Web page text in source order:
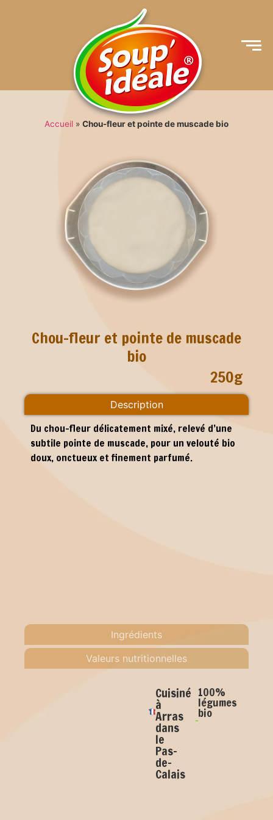
Accueil » Chou-fleur et pointe de muscade bio
Chou-fleur et pointe de muscade
bio
250g
Description
Ingrédients
Valeurs nutritionnelles
Du chou-fleur délicatement mixé, relevé d’une
subtile pointe de muscade, pour un velouté bio
doux, onctueux et finement parfumé.
Cuisiné
à
Arras
dans
le
Pas-
de-
Calais
100%
légumes
bio